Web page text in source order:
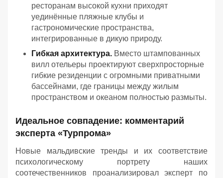
ресторанам высокой кухни приходят
уединённые пляжные клубы и
гастрономические пространства,
интегрированные в дикую природу.
Гибкая архитектура. Вместо штампованных
вилл отельеры проектируют сверхпросторные
гибкие резиденции с огромными приватными
бассейнами, где границы между жилым
пространством и океаном полностью размыты.
Идеальное совпадение: комментарий
эксперта «Турпрома»
Новые мальдивские тренды и их соответствие
психологическому портрету наших
соотечественников проанализировал эксперт по